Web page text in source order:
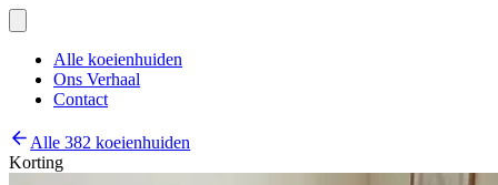
Alle koeienhuiden
Ons Verhaal
Contact
Alle 382 koeienhuiden
Korting